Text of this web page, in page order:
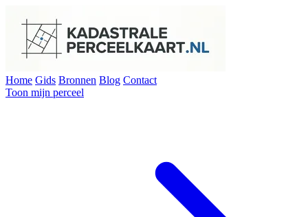
Home Gids Bronnen Blog Contact
Toon mijn perceel